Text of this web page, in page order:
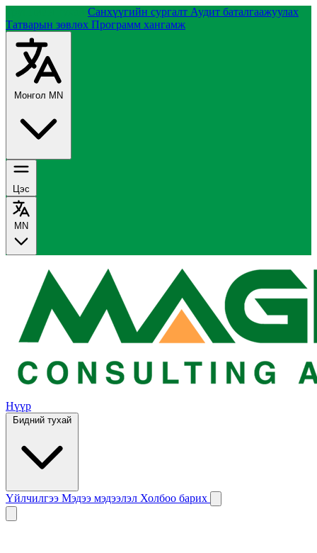
Санхүүгийн сургалт Аудит баталгаажуулах
Татварын зөвлөх Программ хангамж
Монгол MN
Цэс
MN
Нүүр
Бидний тухай
Үйлчилгээ Мэдээ мэдээлэл Холбоо барих